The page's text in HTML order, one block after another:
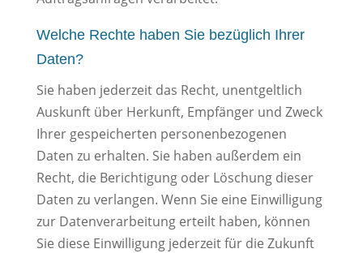
Welche Rechte haben Sie bezüglich Ihrer
Daten?
Sie haben jederzeit das Recht, unentgeltlich
Auskunft über Herkunft, Empfänger und Zweck
Ihrer gespeicherten personenbezogenen
Daten zu erhalten. Sie haben außerdem ein
Recht, die Berichtigung oder Löschung dieser
Daten zu verlangen. Wenn Sie eine Einwilligung
zur Datenverarbeitung erteilt haben, können
Sie diese Einwilligung jederzeit für die Zukunft